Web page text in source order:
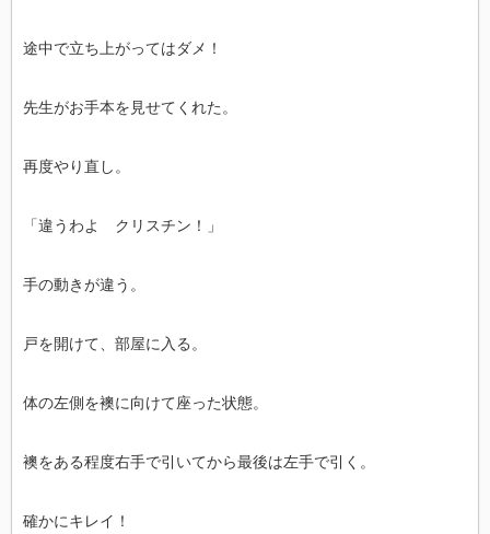
途中で立ち上がってはダメ！
先生がお手本を見せてくれた。
再度やり直し。
「違うわよ クリスチン！」
手の動きが違う。
戸を開けて、部屋に入る。
体の左側を襖に向けて座った状態。
襖をある程度右手で引いてから最後は左手で引く。
確かにキレイ！